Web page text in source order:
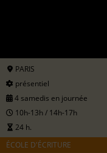
PARIS
présentiel
4 samedis en journée
10h-13h / 14h-17h
24 h.
ÉCOLE D'ÉCRITURE